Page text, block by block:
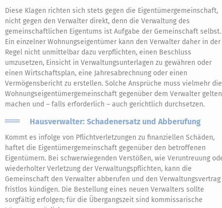
Diese Klagen richten sich stets gegen die Eigentümergemeinschaft,
nicht gegen den Verwalter direkt, denn die Verwaltung des
gemeinschaftlichen Eigentums ist Aufgabe der Gemeinschaft selbst.
Ein einzelner Wohnungseigentümer kann den Verwalter daher in der
Regel nicht unmittelbar dazu verpflichten, einen Beschluss
umzusetzen, Einsicht in Verwaltungsunterlagen zu gewähren oder
einen Wirtschaftsplan, eine Jahresabrechnung oder einen
Vermögensbericht zu erstellen. Solche Ansprüche muss vielmehr die
Wohnungseigentümergemeinschaft gegenüber dem Verwalter
machen und – falls erforderlich – auch gerichtlich durchsetzen.
Hausverwalter: Schadenersatz und Abberufung
Kommt es infolge von Pflichtverletzungen zu finanziellen Schäden,
haftet die Eigentümergemeinschaft gegenüber den betroffenen
Eigentümern. Bei schwerwiegenden Verstößen, wie Veruntreuung
wiederholter Verletzung der Verwaltungspflichten, kann die
Gemeinschaft den Verwalter abberufen und den Verwaltungsvertrag
fristlos kündigen. Die Bestellung eines neuen Verwalters sollte
sorgfältig erfolgen; für die Übergangszeit sind kommissarische